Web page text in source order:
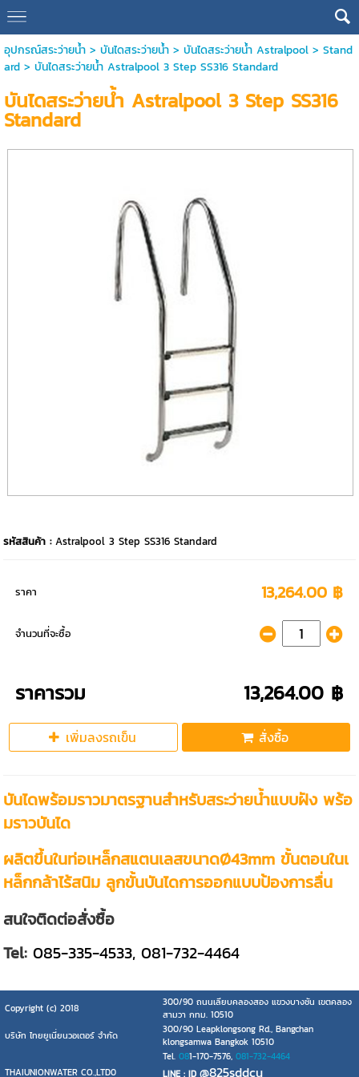
อุปกรณ์สระว่ายน้ำ> บันไดสระว่ายน้ำ> บันไดสระว่ายน้ำ Astralpool> Stand
ard> บันไดสระว่ายน้ำ Astralpool 3 Step SS316 Standard
บันไดสระว่ายน้ำ Astralpool 3 Step SS316
Standard
รหัสสินค้า :Astralpool 3 Step SS316 Standard
ราคา 13,264.00 ฿
จำนวนที่จะซื้อ
ราคารวม 13,264.00 ฿
เพิ่มลงรถเข็น สั่งซื้อ
บันไดพร้อมราวมาตรฐานสำหรับสระว่ายน้ำแบบฝัง พร้อ
มราวบันได
ผลิตขึ้นในท่อเหล็กสแตนเลสขนาดØ43mm ขั้นตอนในเ
หล็กกล้าไร้สนิม ลูกขั้นบันไดการออกแบบป้องการลื่น
สนใจติดต่อสั่งซื้อ
Tel: 085-335-4533, 081-732-4464
Copyright (c) 2018
300/90 ถนนเลียบคลองสอง แขวงบางชัน เขตคลอง
สามวา กทม. 10510
บริษัท ไทยยูเนี่ยนวอเตอร์ จำกัด
300/90 Leapklongsong Rd., Bangchan
klongsamwa Bangkok 10510
THAIUNIONWATER CO.,LTD0
Tel. 081-170-7576, 081-732-4464
LINE : ID @825sddcu